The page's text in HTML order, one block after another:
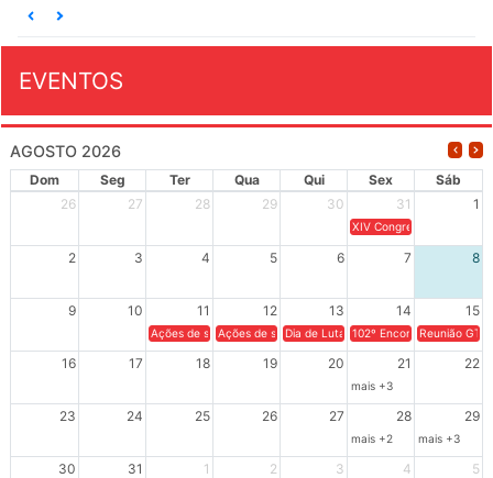
EVENTOS
AGOSTO 2026
Dom Seg Ter Qua Qui Sex
Sáb
26
27 28 29 30 31 1
XIV Congresso Brasileiro
2 3 4 5 6 7 8
9 10 11 12 13 14 15
Ações de solidariedade a Cuba no Rio Grande do Sul - 100
Ações de solidariedade a Cuba no Rio Grande do
Dia de Luta em Defesa de Cuba e da
102º Encontro da
Reunião
16 17 18 19 20 21 22
mais +3
23 24 25 26 27 28 29
mais +2 mais +3
30 31 1 2 3 4 5